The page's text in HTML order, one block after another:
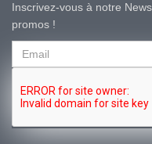
Inscrivez-vous à notre
promos !